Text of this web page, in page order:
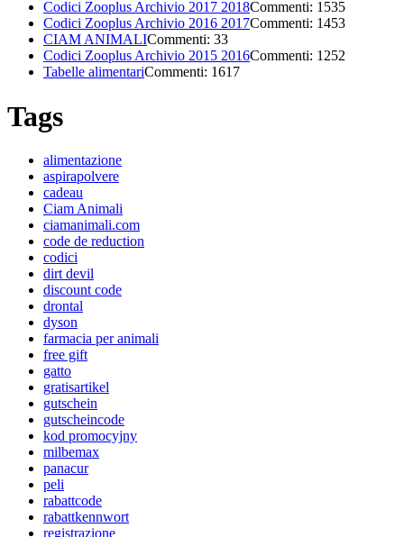
Codici Zooplus Archivio 2017 2018Commenti: 1535
Codici Zooplus Archivio 2016 2017Commenti: 1453
CIAM ANIMALICommenti: 33
Codici Zooplus Archivio 2015 2016Commenti: 1252
Tabelle alimentariCommenti: 1617
Tags
alimentazione
aspirapolvere
cadeau
Ciam Animali
ciamanimali.com
code de reduction
codici
dirt devil
discount code
drontal
dyson
farmacia per animali
free gift
gatto
gratisartikel
gutschein
gutscheincode
kod promocyjny
milbemax
panacur
peli
rabattcode
rabattkennwort
registrazione